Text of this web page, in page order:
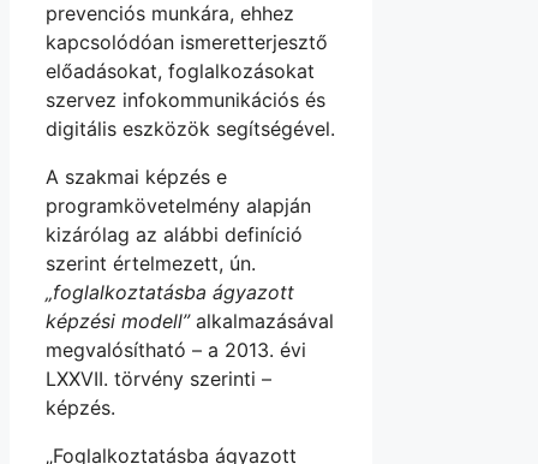
prevenciós munkára, ehhez
kapcsolódóan ismeretterjesztő
előadásokat, foglalkozásokat
szervez infokommunikációs és
digitális eszközök segítségével.
A szakmai képzés e
programkövetelmény alapján
kizárólag az alábbi definíció
szerint értelmezett, ún.
„foglalkoztatásba ágyazott
képzési modell”alkalmazásával
megvalósítható – a 2013. évi
LXXVII. törvény szerinti –
képzés.
„Foglalkoztatásba ágyazott